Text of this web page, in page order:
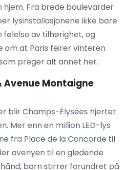
Fra brede boulevarder
lysinstallasjonene ikke bare
følelse av tilhørighet, og
om at Paris feirer vinteren
preger alt annet her.
Avenue Montaigne
blir Champs-Élysées hjertet
Mer enn en million LED-lys
fra Place de la Concorde til
avenyen til en glødende
barn stirrer forundret på